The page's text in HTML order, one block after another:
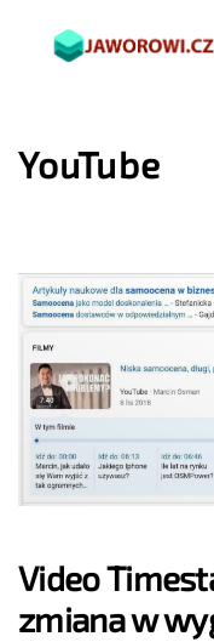
YouTube
Video
zmiana w